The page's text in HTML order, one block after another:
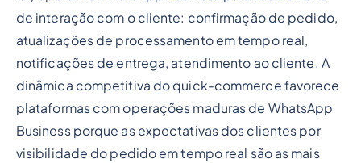
de interação com o cliente: confirmação de pedido,
atualizações de processamento em tempo real,
notificações de entrega, atendimento ao cliente. A
dinâmica competitiva do quick-commerce favorece
plataformas com operações maduras de WhatsApp
Business porque as expectativas dos clientes por
visibilidade do pedido em tempo real são as mais